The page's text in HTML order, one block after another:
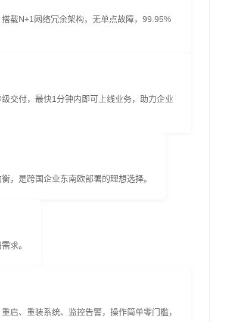
载N+1网络冗余架构，无单点故障，99.95%
交付，最快1分钟内即可上线业务，助力企业
，是跨国企业东南欧部署的理想选择。
求。
启、重装系统、监控告警，操作简单零门槛，